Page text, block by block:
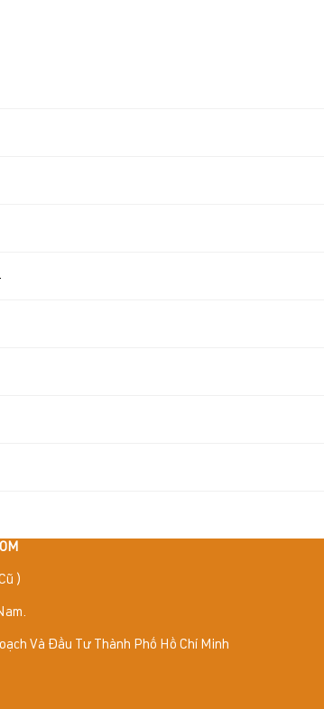
)
Và Đầu Tư Thành Phố Hồ Chí Minh